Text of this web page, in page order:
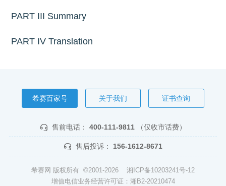
PART III Summary
PART IV Translation
希赛百家号 关于我们 证书查询
售前电话： 400-111-9811 （仅收市话费）
售后投诉： 156-1612-8671
希赛网 版权所有 ©2001-2026 湘ICP备10203241号-12
增值电信业务经营许可证：湘B2-20210474